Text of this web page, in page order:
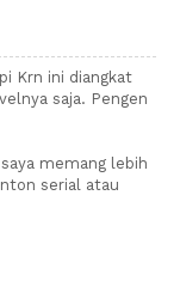
Krn ini diangkat
saja. Pengen
memang lebih
serial atau